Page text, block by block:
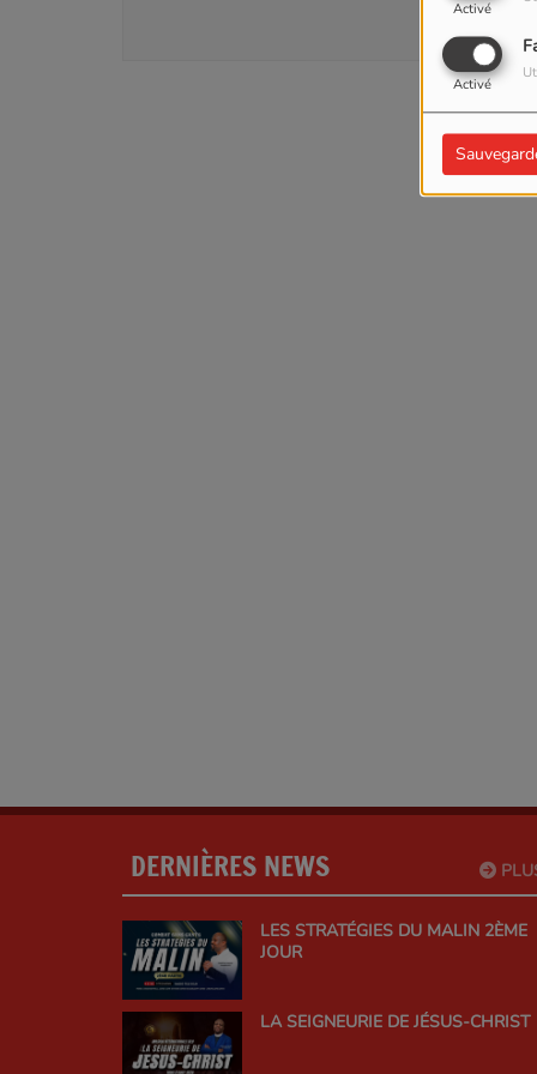
Activé
Activé
DERNIÈRES NEWS
LES STRATÉGIES DU MALIN 2ÈME
JOUR
LA SEIGNEURIE DE JÉSUS-CHRIST